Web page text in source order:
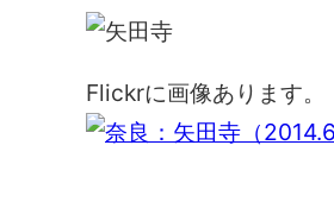
Flickrに画像あります。